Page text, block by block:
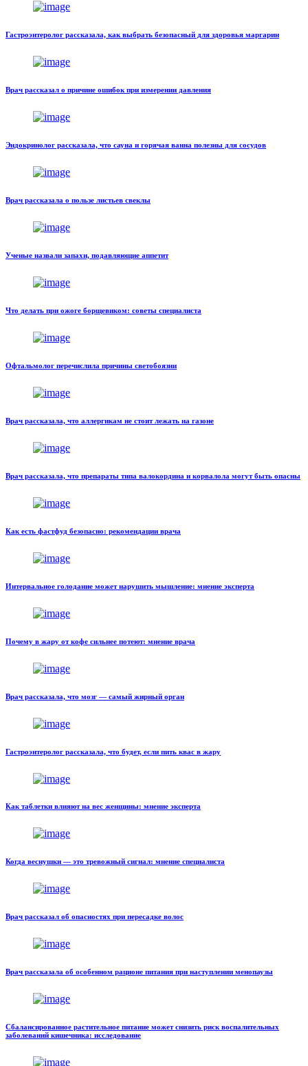
Гастроэнтеролог рассказала, как выбрать безопасный для здоровья маргарин
Врач рассказал о причине ошибок при измерении давления
Эндокринолог рассказала, что сауна и горячая ванна полезны для сосудов
Врач рассказала о пользе листьев свеклы
Ученые назвали запахи, подавляющие аппетит
Что делать при ожоге борщевиком: советы специалиста
Офтальмолог перечислила причины светобоязни
Врач рассказала, что аллергикам не стоит лежать на газоне
Врач рассказала, что препараты типа валокордина и корвалола могут быть опасны
Как есть фастфуд безопасно: рекомендации врача
Интервальное голодание может нарушить мышление: мнение эксперта
Почему в жару от кофе сильнее потеют: мнение врача
Врач рассказала, что мозг — самый жирный орган
Гастроэнтеролог рассказала, что будет, если пить квас в жару
Как таблетки влияют на вес женщины: мнение эксперта
Когда веснушки — это тревожный сигнал: мнение специалиста
Врач рассказал об опасностях при пересадке волос
Врач рассказала об особенном рационе питания при наступлении менопаузы
Сбалансированное растительное питание может снизить риск воспалительных
заболеваний кишечника: исследование